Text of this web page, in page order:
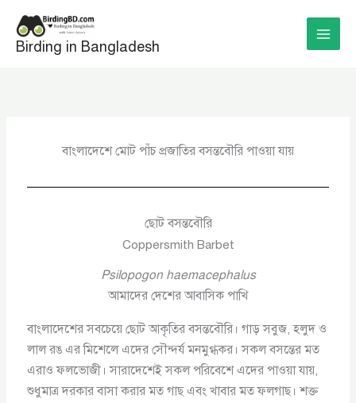
content
Birding in Bangladesh
বাংলাদেশে মোট পাঁচ প্রজাতির বসন্তবৌরি পাওয়া যায়
ছোট বসন্তবৌরি
Coppersmith Barbet
Psilopogon haemacephalus
আমাদের দেশের আবাসিক পাখি
বাংলাদেশের সবচেয়ে ছোট আকৃতির বসন্তবৌরি। গাড় সবুজ, হলুদ ও
লাল রঙ এর মিশেলে এদের সৌন্দর্য মনমুগ্ধকর। সকল বসন্তের মত
এরাও ফলভোজী। সারাদেশেই সকল পরিবেশে এদের পাওয়া যায়,
শুধুমাত্র দরকার বাসা করার মত গাছ এবং খাবার মত ফলগাছ। শক্ত